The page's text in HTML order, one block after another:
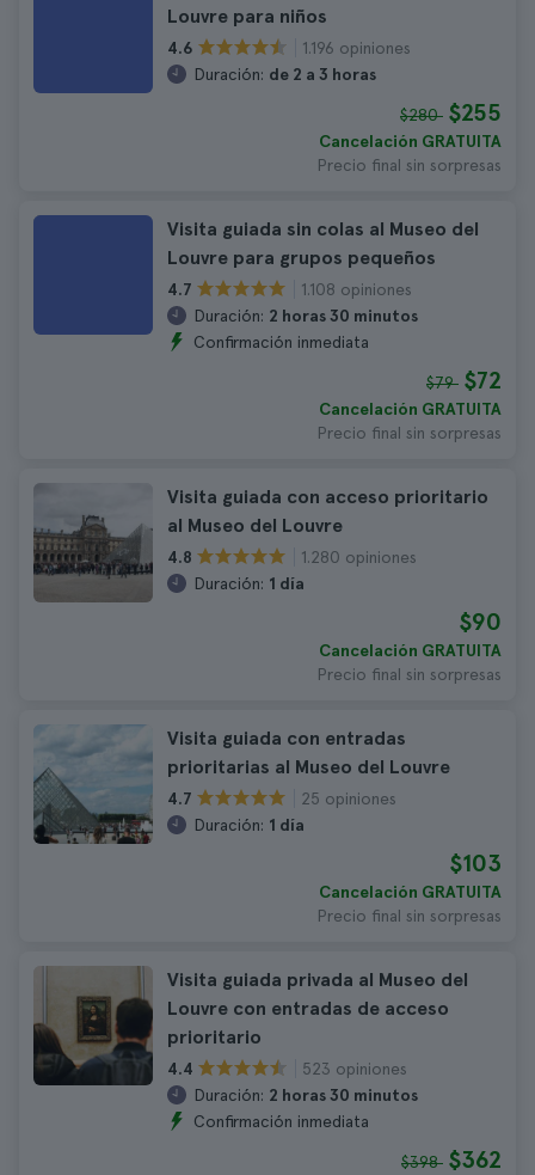
Louvre para niños
4.6
1.196 opiniones
Duración: de 2 a 3 horas
$280 $255
Cancelación GRATUITA
Precio final sin sorpresas
Visita guiada sin colas al Museo del
Louvre para grupos pequeños
4.7
1.108 opiniones
Duración: 2 horas 30 minutos
Confirmación inmediata
$79 $72
Cancelación GRATUITA
Precio final sin sorpresas
Visita guiada con acceso prioritario
al Museo del Louvre
4.8
1.280 opiniones
Duración: 1 día
$90
Cancelación GRATUITA
Precio final sin sorpresas
Visita guiada con entradas
prioritarias al Museo del Louvre
4.7
25 opiniones
Duración: 1 día
$103
Cancelación GRATUITA
Precio final sin sorpresas
Visita guiada privada al Museo del
Louvre con entradas de acceso
prioritario
4.4
523 opiniones
Duración: 2 horas 30 minutos
Confirmación inmediata
$398 $362